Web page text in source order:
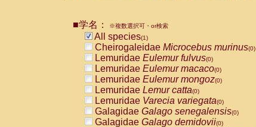
■学名： ※複数選択可・or検索
All species(1)
Cheirogaleidae Microcebus murinus(0)
Lemuridae Eulemur fulvus(0)
Lemuridae Eulemur macaco(0)
Lemuridae Eulemur mongoz(0)
Lemuridae Lemur catta(0)
Lemuridae Varecia variegata(0)
Galagidae Galago senegalensis(0)
Galagidae Galago demidovii(0)